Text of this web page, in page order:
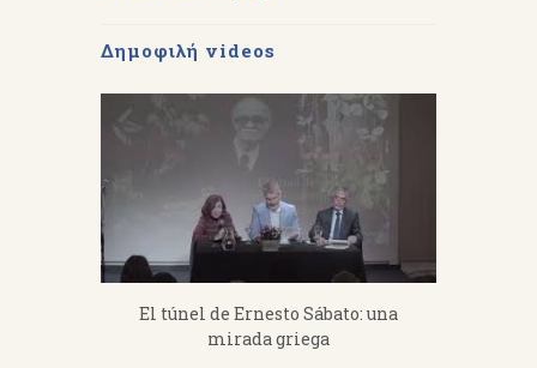
Δημοφιλή videos
El túnel de Ernesto Sábato: una
mirada griega